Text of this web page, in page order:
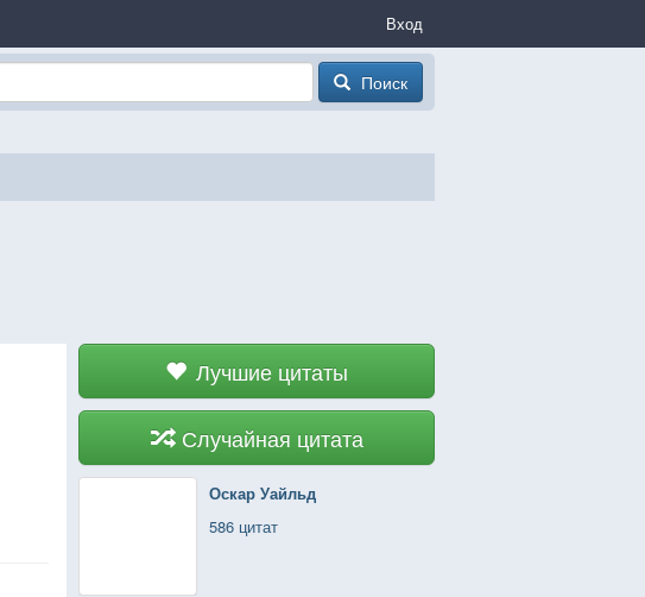
Вход
Поиск
Лучшие цитаты
Случайная цитата
Оскар Уайльд
586 цитат